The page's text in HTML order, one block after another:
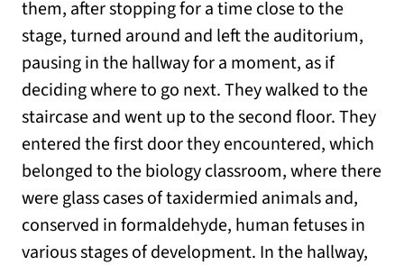
them, after stopping for a time close to the
stage, turned around and left the auditorium,
pausing in the hallway for a moment, as if
deciding where to go next. They walked to the
staircase and went up to the second floor. They
entered the first door they encountered, which
belonged to the biology classroom, where there
were glass cases of taxidermied animals and,
conserved in formaldehyde, human fetuses in
various stages of development. In the hallway,